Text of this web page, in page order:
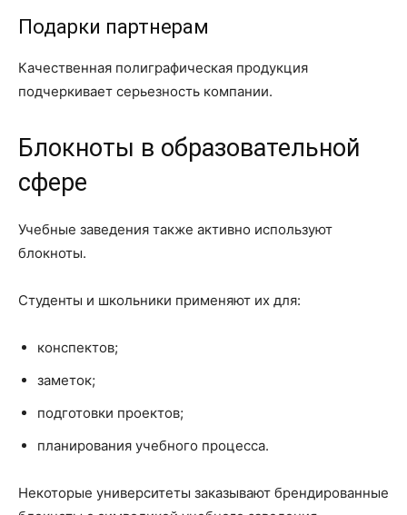
Подарки партнерам
Качественная полиграфическая продукция
подчеркивает серьезность компании.
Блокноты в образовательной
сфере
Учебные заведения также активно используют
блокноты.
Студенты и школьники применяют их для:
конспектов;
заметок;
подготовки проектов;
планирования учебного процесса.
Некоторые университеты заказывают брендированные